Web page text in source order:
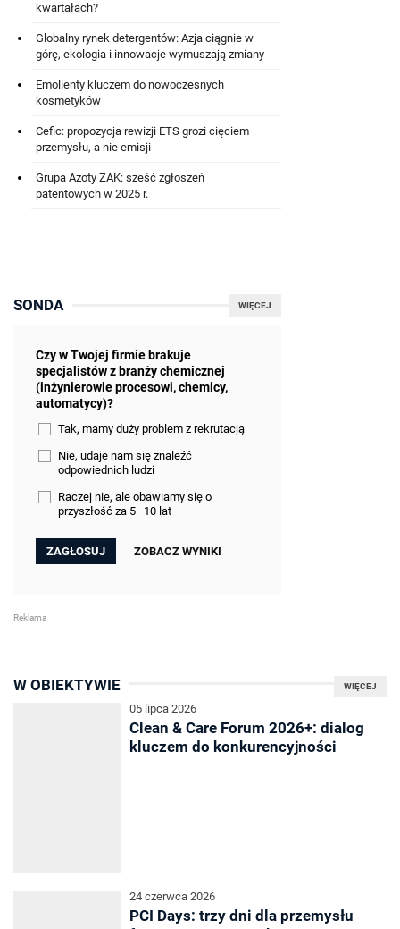
kwartałach?
Globalny rynek detergentów: Azja ciągnie w
górę, ekologia i innowacje wymuszają zmiany
Emolienty kluczem do nowoczesnych
kosmetyków
Cefic: propozycja rewizji ETS grozi cięciem
przemysłu, a nie emisji
Grupa Azoty ZAK: sześć zgłoszeń
patentowych w 2025 r.
WIĘCEJ
SONDA
Czy w Twojej firmie brakuje
specjalistów z branży chemicznej
(inżynierowie procesowi, chemicy,
automatycy)?
Tak, mamy duży problem z rekrutacją
Nie, udaje nam się znaleźć
odpowiednich ludzi
Raczej nie, ale obawiamy się o
przyszłość za 5–10 lat
ZOBACZ WYNIKI
WIĘCEJ
W OBIEKTYWIE
05 lipca 2026
Clean & Care Forum 2026+: dialog
kluczem do konkurencyjności
24 czerwca 2026
PCI Days: trzy dni dla przemysłu